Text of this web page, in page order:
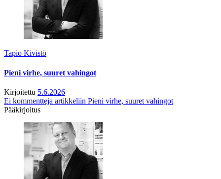
Tapio Kivistö
Pieni virhe, suuret vahingot
Kirjoitettu 5.6.2026
Ei kommentteja artikkeliin Pieni virhe, suuret vahingot
Pääkirjoitus